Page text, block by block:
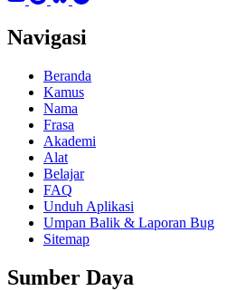
Navigasi
Beranda
Kamus
Nama
Frasa
Akademi
Alat
Belajar
FAQ
Unduh Aplikasi
Umpan Balik & Laporan Bug
Sitemap
Sumber Daya